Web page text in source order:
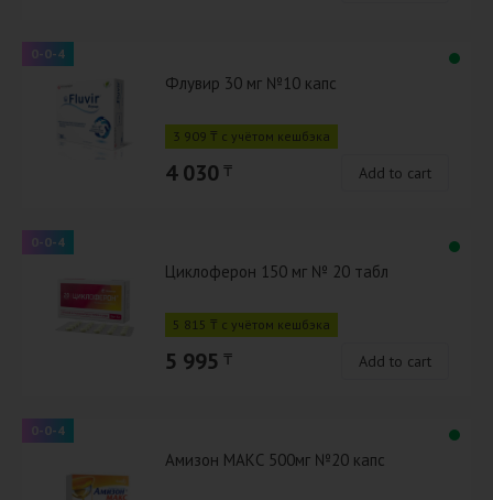
0-0-4
Флувир 30 мг №10 капс
3 909 ₸ с учётом кешбэка
4 030 ₸ Add to cart
0-0-4
Циклоферон 150 мг № 20 табл
5 815 ₸ с учётом кешбэка
5 995 ₸ Add to cart
0-0-4
Амизон МАКС 500мг №20 капс